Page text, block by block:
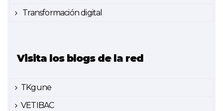
Transformación digital
Visita los blogs de la red
TKgune
VETIBAC